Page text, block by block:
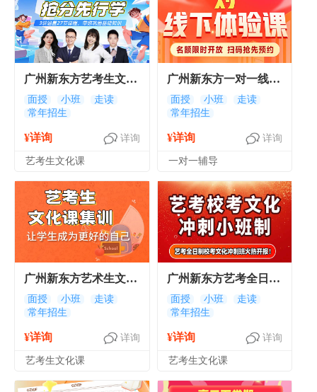
广州新东方艺考生文化
寒假先行学辅导班
面授 小班
走读
常年招生
¥详询 详询
艺考生文化课
广州新东方一对一线下
体验课 广州高考1对1
线下课程
面授 小班
走读
常年招生
¥详询 详询
一对一辅导
广州新东方艺术生文化
课集训班 广州艺考生
文化课冲刺班
面授 小班
走读
常年招生
¥详询 详询
艺考生文化课
广州新东方艺考全日制
校考文化冲刺班
面授 小班
走读
常年招生
¥详询 详询
艺考生文化课